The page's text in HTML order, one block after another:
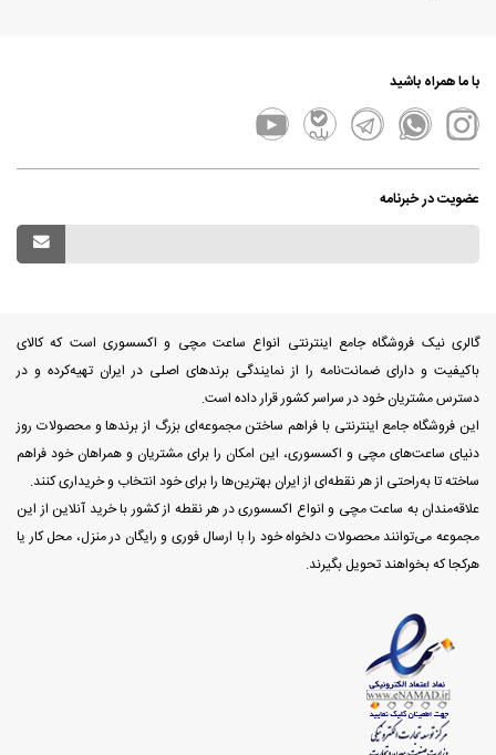
با ما همراه باشید
عضویت در خبرنامه
گالری نیک فروشگاه جامع اینترنتی انواع ساعت مچی و اکسسوری است که کالای
باکیفیت و دارای ضمانت‌نامه را از نمایندگی برندهای اصلی در ایران تهیه‌کرده و در
دسترس مشتریان خود در سراسر کشور قرار داده است.
این فروشگاه جامع اینترنتی با فراهم ساختن مجموعه‌ای بزرگ از برندها و محصولات روز
دنیای ساعت‌های مچی و اکسسوری، این امکان را برای مشتریان و همراهان خود فراهم
ساخته تا به‌راحتی از هر نقطه‌ای از ایران بهترین‌ها را برای خود انتخاب و خریداری کنند.
علاقه‌مندان به ساعت مچی و انواع اکسسوری در هر نقطه از کشور با خرید آنلاین از این
مجموعه می‌توانند محصولات دلخواه خود را با ارسال فوری و رایگان در منزل، محل کار یا
هرکجا که بخواهند تحویل بگیرند.